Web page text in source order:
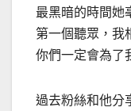
最黑暗的時間她
第一個聽眾，我
你們一定會為了
過去粉絲和他分